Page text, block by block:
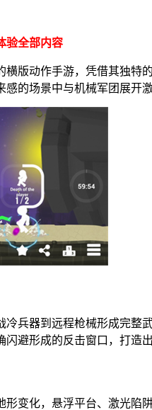
验全部内容
横版动作手游，凭借其独
的场景中与机械军团展开激
兵器到远程枪械形成完整
避形成的反击窗口，打造
形变化，悬浮平台、激光陷